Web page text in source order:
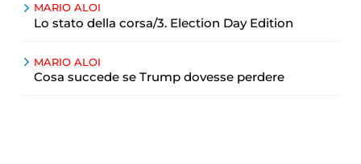
MARIO ALOI
Lo stato della corsa/3. Election Day Edition
MARIO ALOI
Cosa succede se Trump dovesse perdere